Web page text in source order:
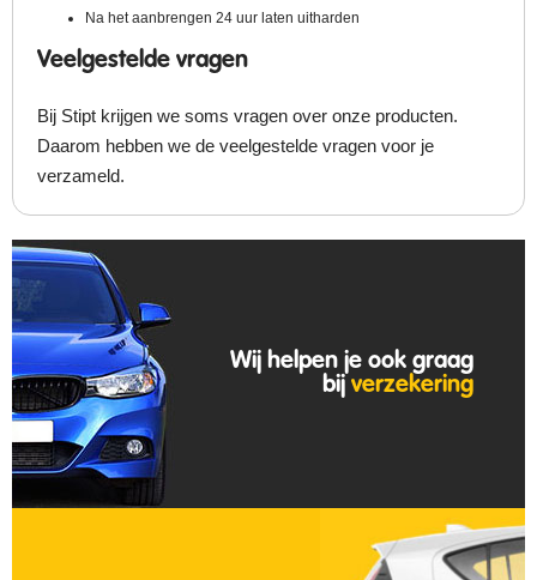
Na het aanbrengen 24 uur laten uitharden
Veelgestelde vragen
Bij Stipt krijgen we soms vragen over onze producten.
Daarom hebben we de veelgestelde vragen voor je
verzameld.
Wij helpen je ook graag
bij verzekering